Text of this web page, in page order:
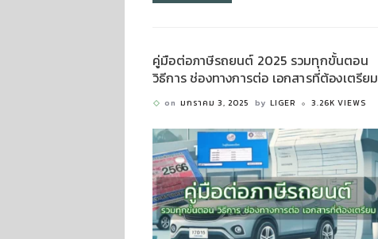
คู่มือต่อภาษีรถยนต์ 2025 รวมทุกขั้นตอน
วิธีการ ช่องทางการต่อ เอกสารที่ต้องเตรียม
on มกราคม 3, 2025 by LIGER 3.26K VIEWS